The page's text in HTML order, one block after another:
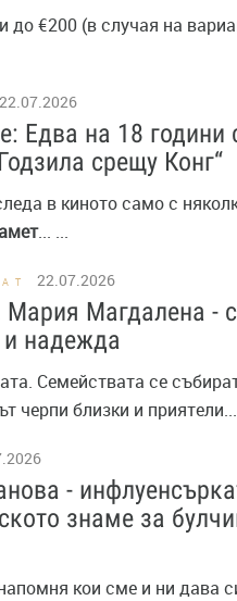
до €200 (в случая на
22.07.2026
Едва на 18 години
срещу Конг“
в киното само с
... ...
22.07.2026
Магдалена -
и надежда
Семействата се
черпи близки и приятели...
-
знаме за
кои сме и ни дава